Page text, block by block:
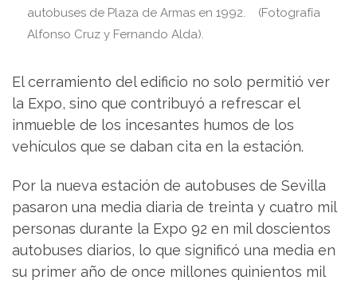
autobuses de Plaza de Armas en 1992. (Fotografía
Alfonso Cruz y Fernando Alda).
El cerramiento del edificio no solo permitió ver
la Expo, sino que contribuyó a refrescar el
inmueble de los incesantes humos de los
vehículos que se daban cita en la estación.
Por la nueva estación de autobuses de Sevilla
pasaron una media diaria de treinta y cuatro mil
personas durante la Expo 92 en mil doscientos
autobuses diarios, lo que significó una media en
su primer año de once millones quinientos mil